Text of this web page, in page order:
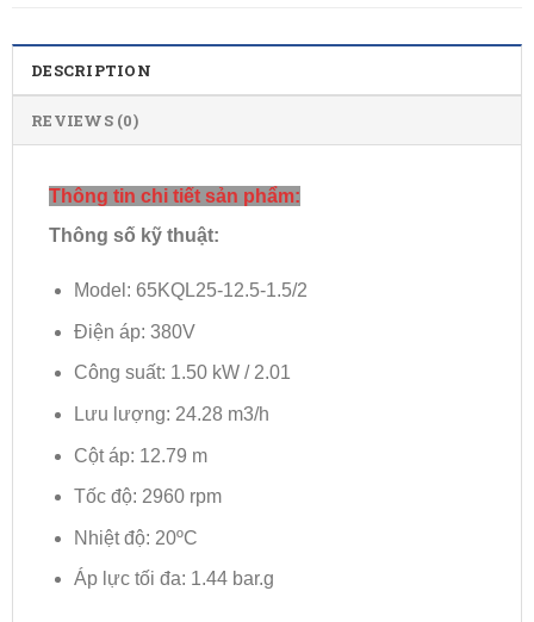
DESCRIPTION
REVIEWS (0)
Thông tin chi tiết sản phẩm:
Thông số kỹ thuật:
Model: 65KQL25-12.5-1.5/2
Điện áp: 380V
Công suất: 1.50 kW / 2.01
Lưu lượng: 24.28 m3/h
Cột áp: 12.79 m
Tốc độ: 2960 rpm
Nhiệt độ: 20ºC
Áp lực tối đa: 1.44 bar.g